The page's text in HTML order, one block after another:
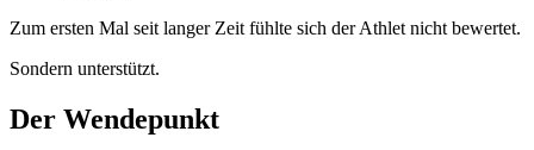
Zum ersten Mal seit langer Zeit fühlte sich der Athlet nicht bewertet.
Sondern unterstützt.
Der Wendepunkt